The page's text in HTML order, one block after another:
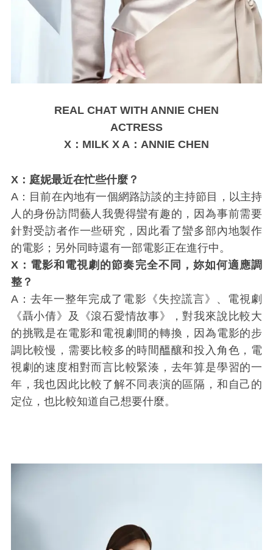
REAL CHAT WITH ANNIE CHEN
ACTRESS
X：MILK X A：ANNIE CHEN
X：庭妮最近在忙些什麼？
A：目前在內地有一個網路訪談的主持節目，以主持
人的身份訪問藝人我覺得蠻有趣的，因為事前需要
針對受訪者作一些研究，因此看了蠻多部內地製作
的電影；另外同時還有一部電影正在進行中。
X：電影和電視劇的節奏完全不同，妳如何適應調
整？
A：去年一整年完成了電影《失控謊言》、電視劇
《聶小倩》及《滾石愛情故事》，對我來說比較大
的挑戰是在電影和電視劇間的轉換，因為電影的步
調比較慢，需要比較多的時間醞釀和投入角色，電
視劇的速度相對而言比較緊湊，去年算是學習的一
年，我也因此比較了解不同表演的區隔，和自己的
定位，也比較知道自己想要什麼。